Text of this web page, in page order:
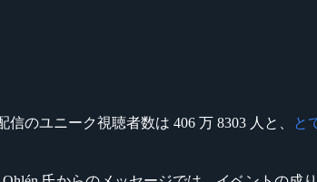
信のユニーク視聴者数は 406 万 8303 人と、 と